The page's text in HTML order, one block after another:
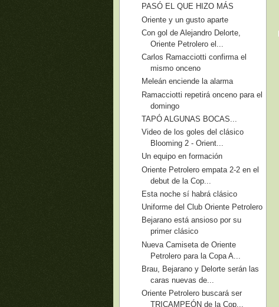
PASÓ EL QUE HIZO MÁS
Oriente y un gusto aparte
Con gol de Alejandro Delorte,
Oriente Petrolero el...
Carlos Ramacciotti confirma el
mismo onceno
Meleán enciende la alarma
Ramacciotti repetirá onceno para el
domingo
TAPÓ ALGUNAS BOCAS...
Video de los goles del clásico
Blooming 2 - Orient...
Un equipo en formación
Oriente Petrolero empata 2-2 en el
debut de la Cop...
Esta noche sí habrá clásico
Uniforme del Club Oriente Petrolero
Bejarano está ansioso por su
primer clásico
Nueva Camiseta de Oriente
Petrolero para la Copa A...
Brau, Bejarano y Delorte serán las
caras nuevas de...
Oriente Petrolero buscará ser
TRICAMPEÓN de la Cop...